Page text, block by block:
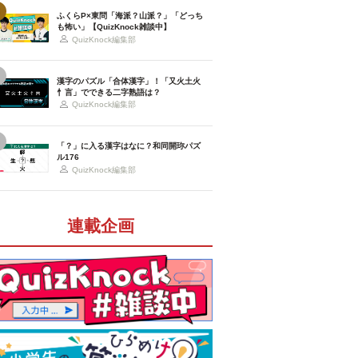
ふくらP×東問「海派？山派？」「どっち
も怖い」【QuizKnock雑談中】
QuizKnock編集部
漢字のパズル「合体漢字」！「又火土火
忄言」でできる二字熟語は？
QuizKnock編集部
「？」に入る漢字はなに？和同開珎パズ
ル176
QuizKnock編集部
連載企画